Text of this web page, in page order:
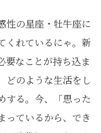
性の星座・牡牛座に
くれているにゃ。新
要なことが持ち込ま
どのような生活をし
する。今、「思った
っているから、でき